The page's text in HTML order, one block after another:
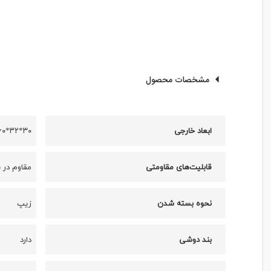
مشخصات محصول
ابعاد خارجی ۳۰*۳۲*۶۰ سانتی متر
قابلیت‌های مقاومتی مقاوم
نحوه بسته شدن زیپ
بند دوشی دارد